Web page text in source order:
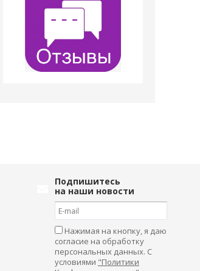
Подпишитесь
на наши новости
Нажимая на кнопку, я даю
согласие на обработку
персональных данных. С
условиями "Политики